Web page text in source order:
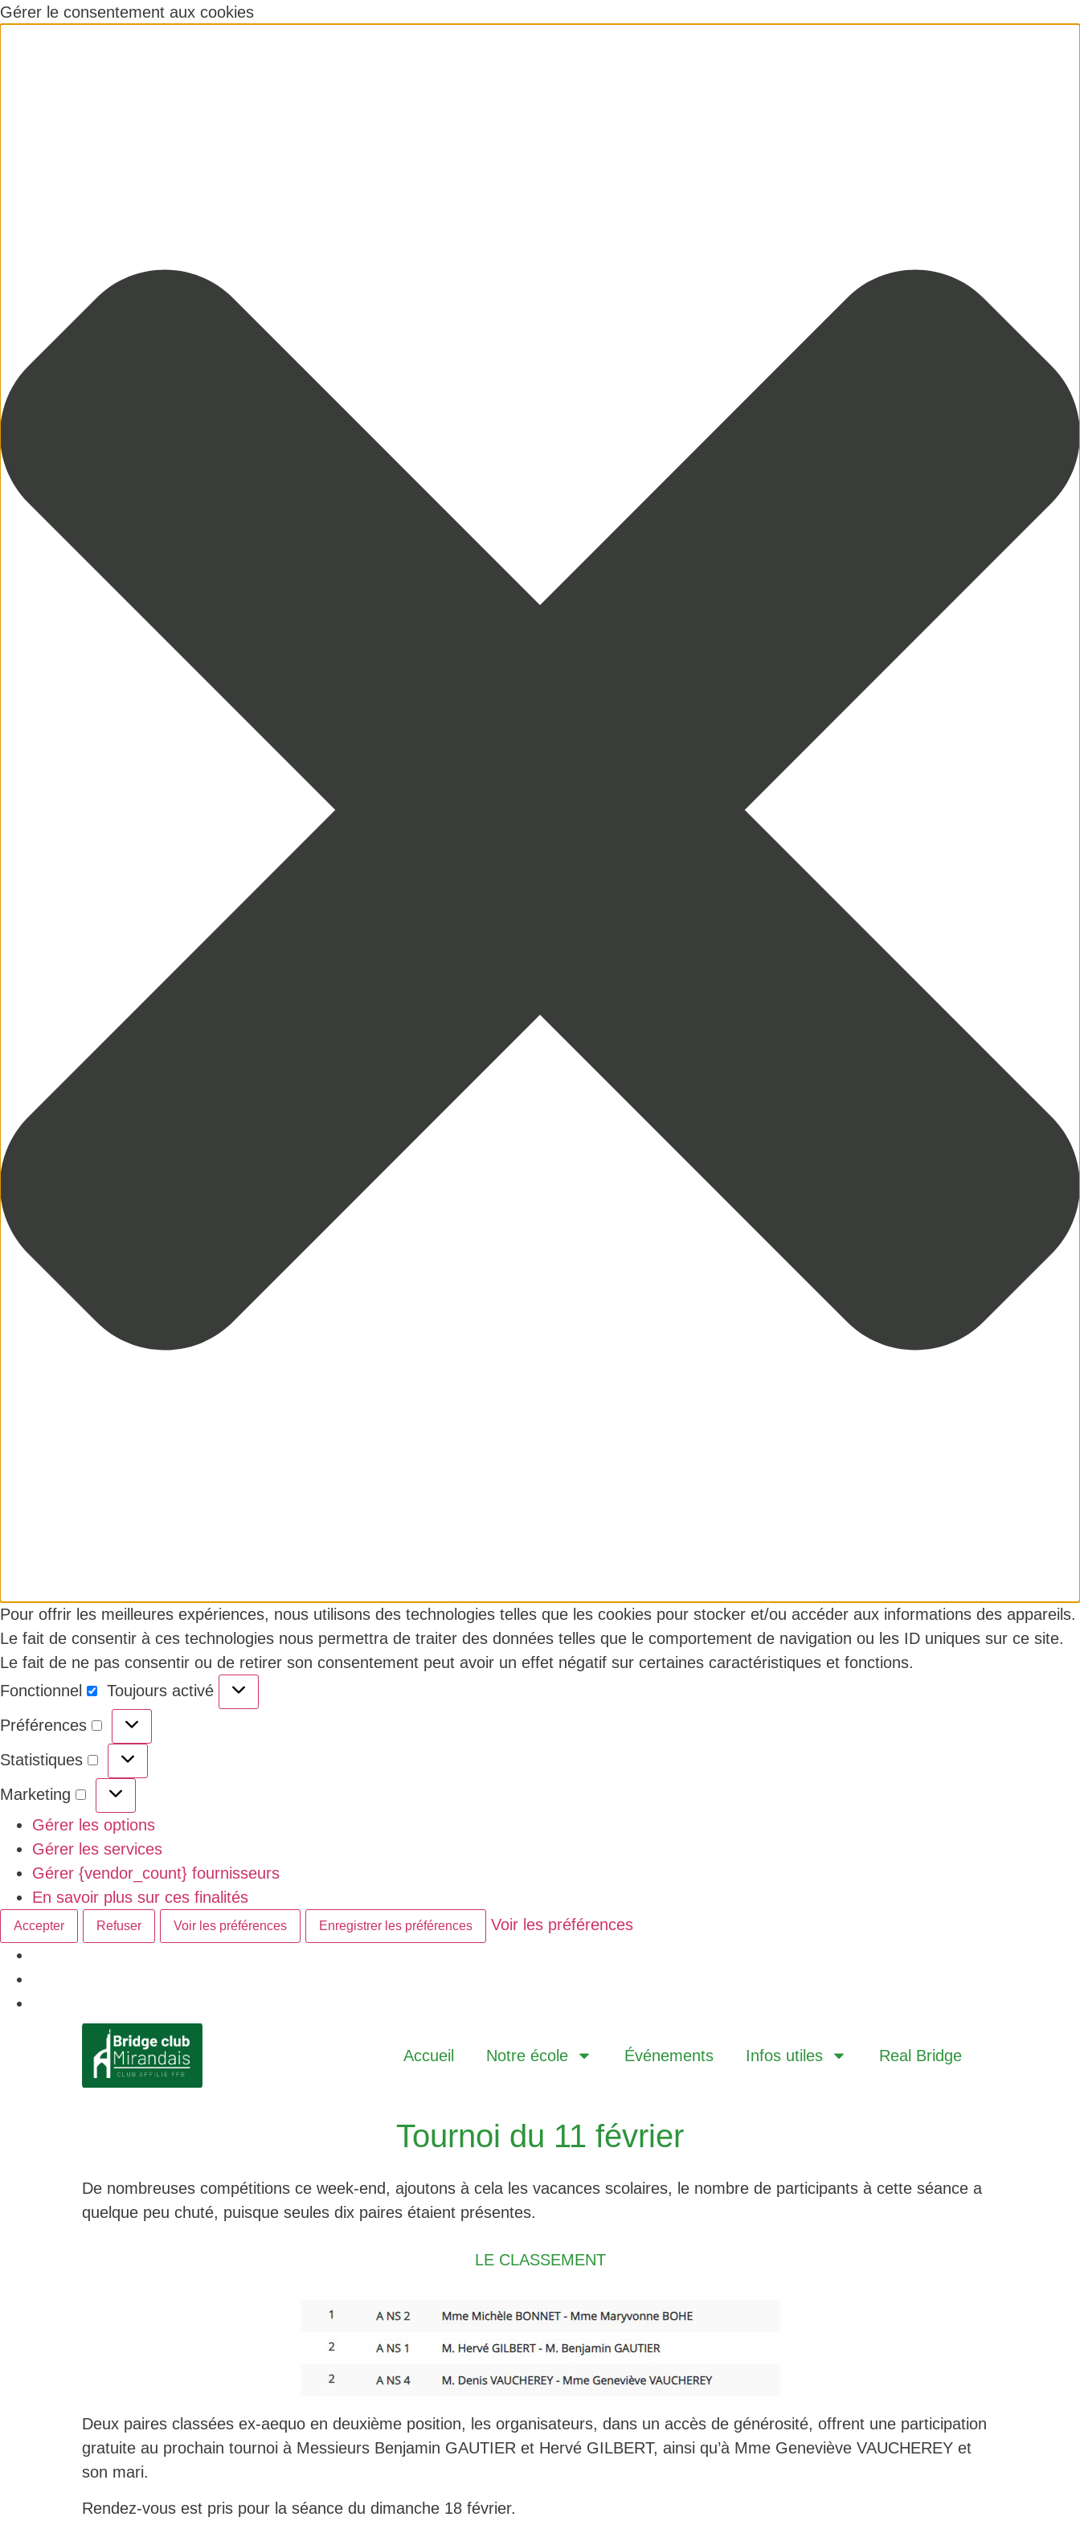
Gérer le consentement aux cookies
Pour offrir les meilleures expériences, nous utilisons des technologies telles que les cookies pour stocker et/ou accéder aux informations des appareils.
Le fait de consentir à ces technologies nous permettra de traiter des données telles que le comportement de navigation ou les ID uniques sur ce site.
Le fait de ne pas consentir ou de retirer son consentement peut avoir un effet négatif sur certaines caractéristiques et fonctions.
Fonctionnel
Toujours activé
Préférences
Statistiques
Marketing
Gérer les options
Gérer les services
Gérer {vendor_count} fournisseurs
En savoir plus sur ces finalités
Accepter Refuser Voir les préférences Enregistrer les préférences Voir les préférences
Accueil Notre école Événements Infos utiles Real Bridge
Tournoi du 11 février
De nombreuses compétitions ce week-end, ajoutons à cela les vacances scolaires, le nombre de participants à cette séance a
quelque peu chuté, puisque seules dix paires étaient présentes.
LE CLASSEMENT
Deux paires classées ex-aequo en deuxième position, les organisateurs, dans un accès de générosité, offrent une participation
gratuite au prochain tournoi à Messieurs Benjamin GAUTIER et Hervé GILBERT, ainsi qu’à Mme Geneviève VAUCHEREY et
son mari.
Rendez-vous est pris pour la séance du dimanche 18 février.